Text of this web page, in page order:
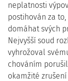
neplatnosti
postihován za
domáhat svých
Nejvyšší soud
vyhrožoval
chováním
okamžité